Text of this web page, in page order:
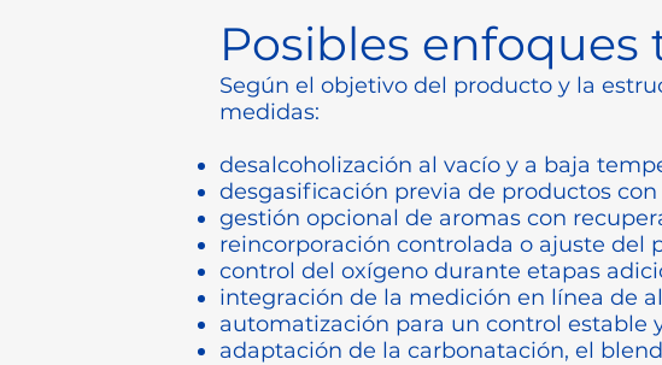
Posibles enfoques
Según el objetivo del producto y la
medidas:
desalcoholización al vacío y a baja
desgasificación previa de productos con
gestión opcional de aromas con
reincorporación controlada o ajuste del
control del oxígeno durante etapas
integración de la medición en línea de
automatización para un control estable
adaptación de la carbonatación, el